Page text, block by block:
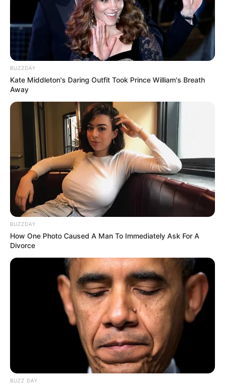
BUZZDAY
Kate Middleton's Daring Outfit Took Prince William's Breath
Away
BUZZDAY
How One Photo Caused A Man To Immediately Ask For A
Divorce
BUZZ DAY